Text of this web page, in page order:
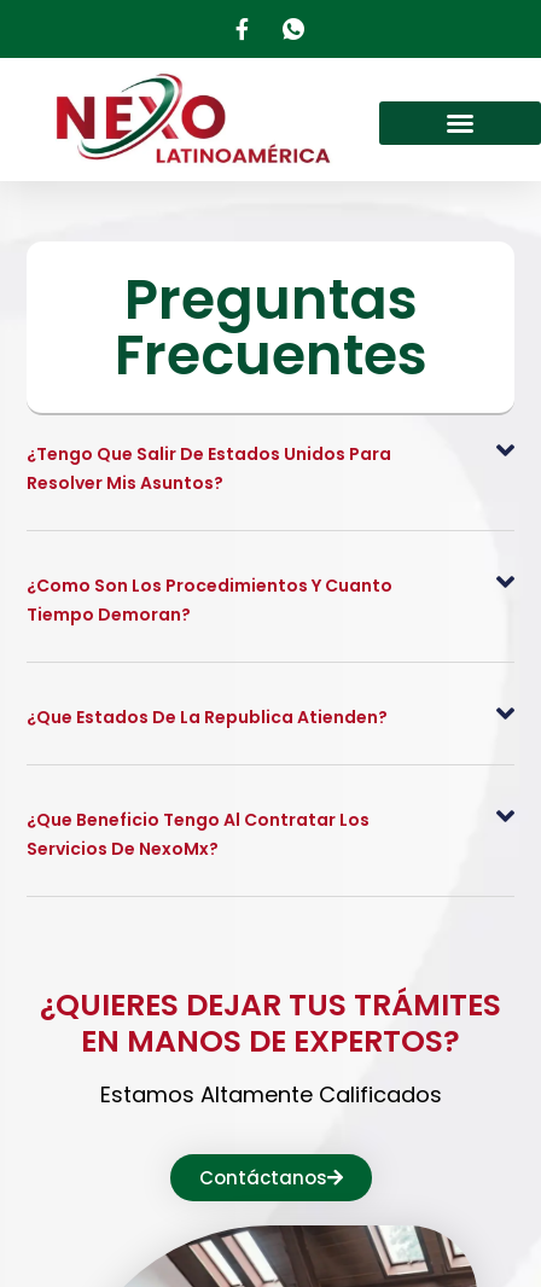
Preguntas
Frecuentes
¿Tengo Que Salir De Estados Unidos Para
Resolver Mis Asuntos?
¿Como Son Los Procedimientos Y Cuanto
Tiempo Demoran?
¿Que Estados De La Republica Atienden?
¿Que Beneficio Tengo Al Contratar Los
Servicios De NexoMx?
¿QUIERES DEJAR TUS TRÁMITES
EN MANOS DE EXPERTOS?
Estamos Altamente Calificados
Contáctanos